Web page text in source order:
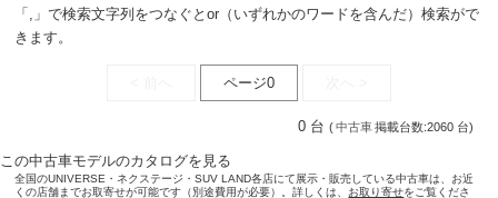
「,」で検索文字列をつなぐとor（いずれかのワードを含んだ）検索がで
きます。
ページ0
0 台 (中古車掲載台数:2060 台)
この中古車モデルのカタログを見る
全国のUNIVERSE・ネクステージ・SUV LAND各店にて展示・販売している中古車は、お近
くの店舗までお取寄せが可能です（別途費用が必要）。詳しくは、 お取り寄せをご覧くださ